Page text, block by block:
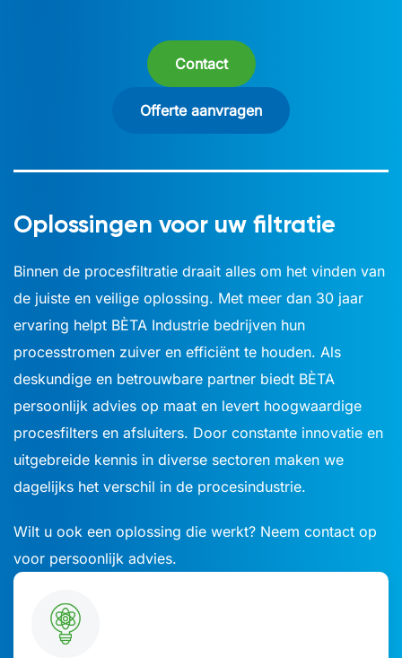
Contact
Offerte aanvragen
Oplossingen voor uw filtratie
Binnen de procesfiltratie draait alles om het vinden van
de juiste en veilige oplossing. Met meer dan 30 jaar
ervaring helpt BÈTA Industrie bedrijven hun
processtromen zuiver en efficiënt te houden. Als
deskundige en betrouwbare partner biedt BÈTA
persoonlijk advies op maat en levert hoogwaardige
procesfilters en afsluiters. Door constante innovatie en
uitgebreide kennis in diverse sectoren maken we
dagelijks het verschil in de procesindustrie.
Wilt u ook een oplossing die werkt? Neem contact op
voor persoonlijk advies.